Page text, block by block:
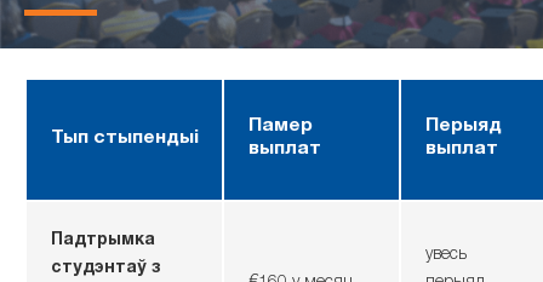
Тып стыпендыі
Памер
выплат
Перыяд
выплат
Падтрымка
студэнтаў з
увесь